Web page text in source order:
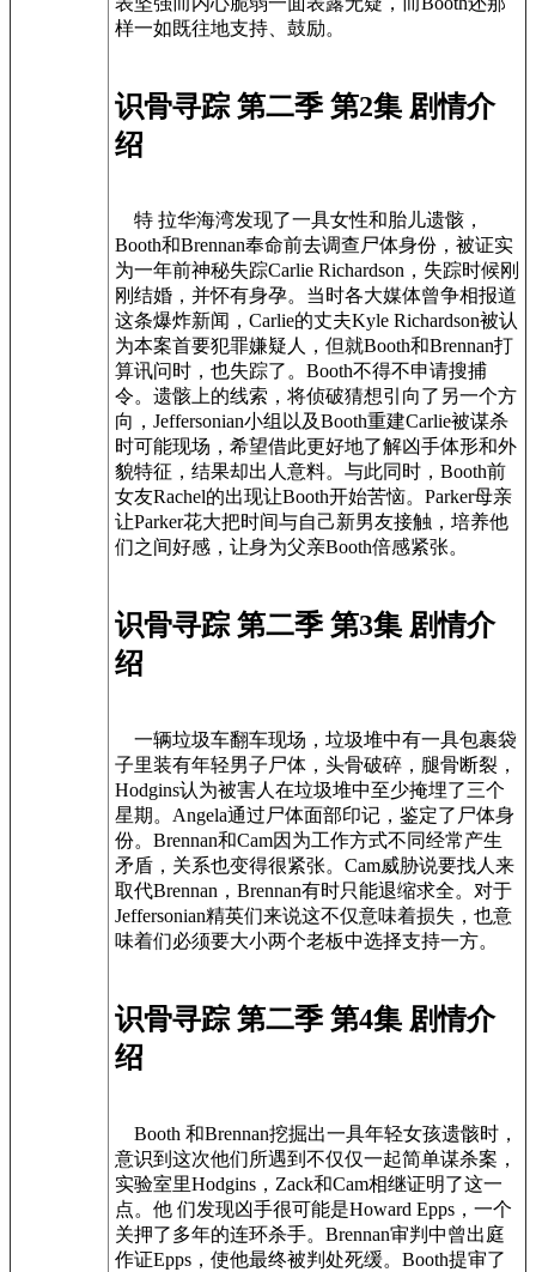
样一如既往地支持、鼓励。
识骨寻踪 第二季 第2集 剧情介
绍
特 拉华海湾发现了一具女性和胎儿遗骸，
Booth和Brennan奉命前去调查尸体身份，被证实
为一年前神秘失踪Carlie Richardson，失踪时候刚
刚结婚，并怀有身孕。当时各大媒体曾争相报道
这条爆炸新闻，Carlie的丈夫Kyle Richardson被认
为本案首要犯罪嫌疑人，但就Booth和Brennan打
算讯问时，也失踪了。Booth不得不申请搜捕
令。遗骸上的线索，将侦破猜想引向了另一个方
向，Jeffersonian小组以及Booth重建Carlie被谋杀
时可能现场，希望借此更好地了解凶手体形和外
貌特征，结果却出人意料。与此同时，Booth前
女友Rachel的出现让Booth开始苦恼。Parker母亲
让Parker花大把时间与自己新男友接触，培养他
们之间好感，让身为父亲Booth倍感紧张。
识骨寻踪 第二季 第3集 剧情介
绍
一辆垃圾车翻车现场，垃圾堆中有一具包裹袋
子里装有年轻男子尸体，头骨破碎，腿骨断裂，
Hodgins认为被害人在垃圾堆中至少掩埋了三个
星期。Angela通过尸体面部印记，鉴定了尸体身
份。Brennan和Cam因为工作方式不同经常产生
矛盾，关系也变得很紧张。Cam威胁说要找人来
取代Brennan，Brennan有时只能退缩求全。对于
Jeffersonian精英们来说这不仅意味着损失，也意
味着们必须要大小两个老板中选择支持一方。
识骨寻踪 第二季 第4集 剧情介
绍
Booth 和Brennan挖掘出一具年轻女孩遗骸时，
意识到这次他们所遇到不仅仅一起简单谋杀案，
实验室里Hodgins，Zack和Cam相继证明了这一
点。他 们发现凶手很可能是Howard Epps，一个
关押了多年的连环杀手。Brennan审判中曾出庭
作证Epps，使他最终被判处死缓。Booth提审了